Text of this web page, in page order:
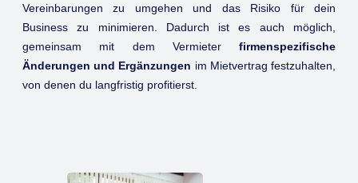
Vereinbarungen zu umgehen und das Risiko für dein
Business zu minimieren. Dadurch ist es auch möglich,
gemeinsam mit dem Vermieter firmenspezifische
Änderungen und Ergänzungen im Mietvertrag festzuhalten,
von denen du langfristig profitierst.